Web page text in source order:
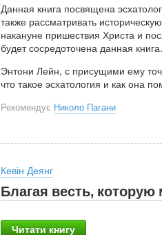
Данная книга посвящена
также рассматривать
накануне пришествия Христа и
будет сосредоточена данная книга.
Энтони Лейн, с присущими ему
что такое эсхатология и как она
Рекомендує Николо Пагани
Кевін Деянг
Благая весть,
Читати книгу